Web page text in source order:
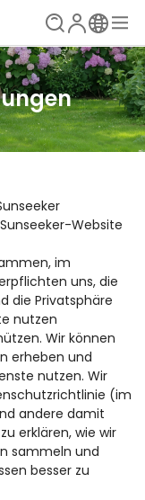
Website
im
uns, die
die Privatsphäre
nutzen
Wir können
erheben und
nutzen. Wir
(im
andere damit
erklären, wie wir
sammeln und
besser zu